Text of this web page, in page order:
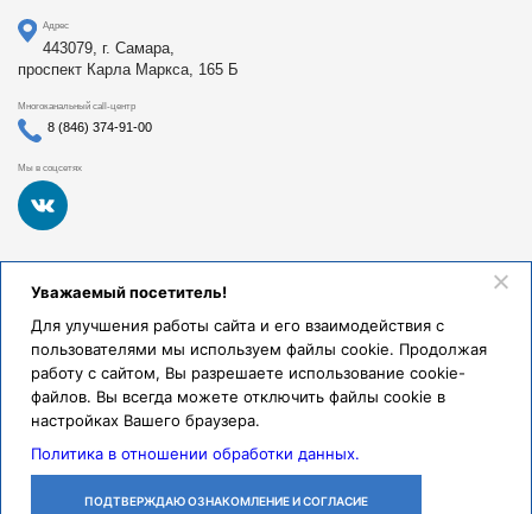
Адрес
443079, г. Самара,
проспект Карла Маркса, 165 Б
Многоканальный call-центр
8 (846) 374-91-00
Мы в соцсетях
Федеральное государственное бюджетное образовательное
учреждение высшего образования «Самарский
здравоохранения Российской Федерации». Клиники СамГМУ
были основаны в 1930 году.
Реквизиты и правовая информация
Политика обработки персональных данных
© Клиники СамГМУ, 2026.
Уважаемый посетитель!
Для улучшения работы сайта и его взаимодействия с
пользователями мы используем файлы cookie. Продолжая
работу с сайтом, Вы разрешаете использование cookie-
файлов. Вы всегда можете отключить файлы cookie в
настройках Вашего браузера.
Политика в отношении обработки данных.
ПОДТВЕРЖДАЮ ОЗНАКОМЛЕНИЕ И СОГЛАСИЕ